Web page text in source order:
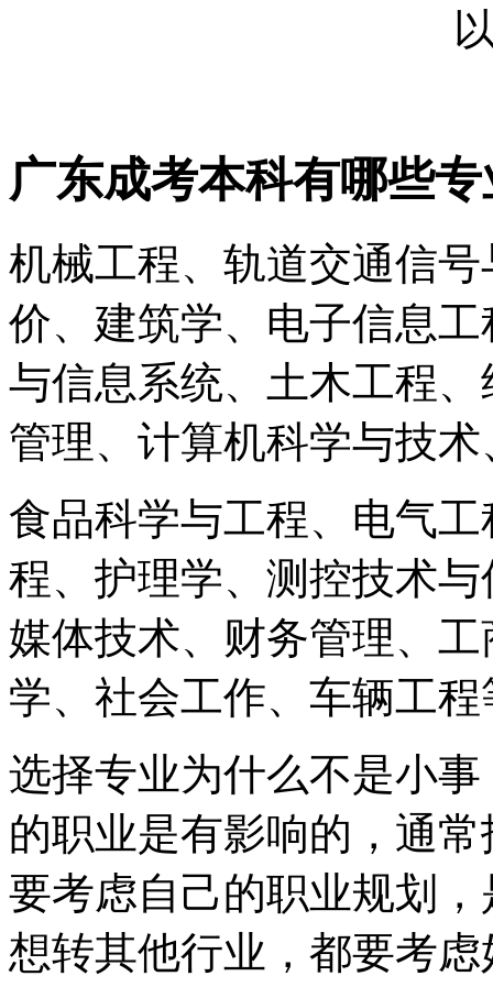
广东成考本科有哪些
机械工程、轨道交通信
价、建筑学、电子信息
与信息系统、土木工程
管理、计算机科学与技
食品科学与工程、电气
程、护理学、测控技术
媒体技术、财务管理、
学、社会工作、车辆工程
选择专业为什么不是小
的职业是有影响的，通
要考虑自己的职业规划
想转其他行业，都要考